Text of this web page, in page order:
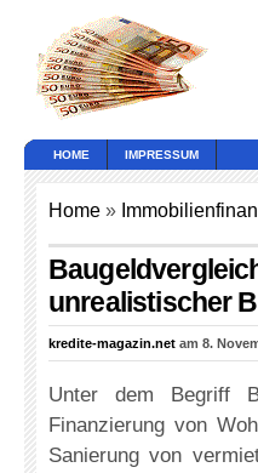
HOME IMPRESSUM
Home »
unrealistischer
kredite-magazin.net am 8.
Unter dem Begriff
Finanzierung von
Sanierung von